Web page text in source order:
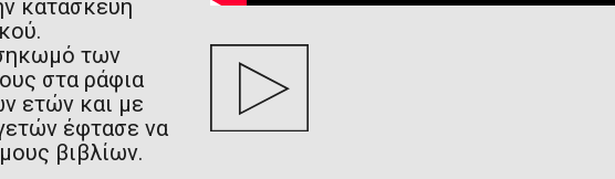
κατασκευή
των
στα ράφια
ετών και με
έφτασε να
βιβλίων.